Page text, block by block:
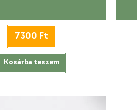
7300 Ft
Kosárba teszem